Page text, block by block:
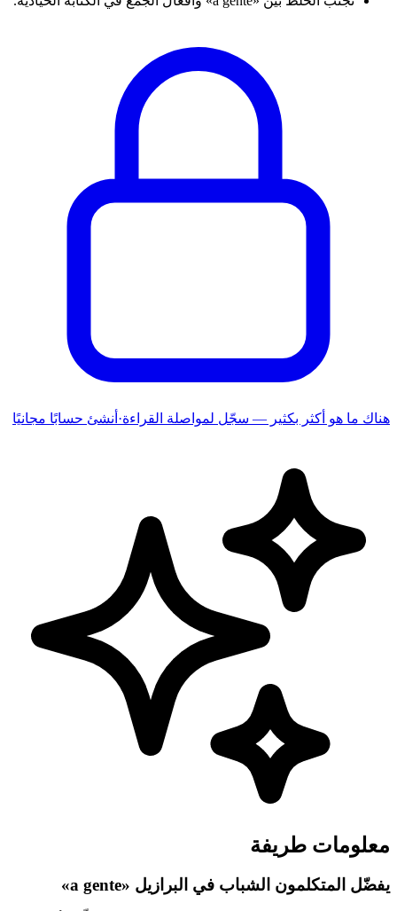
هناك ما هو أكثر بكثير — سجّل لمواصلة القراءة· أنشئ حسابًا مجانيًا
معلومات طريفة
يفضّل المتكلمون الشباب في البرازيل «a gente»